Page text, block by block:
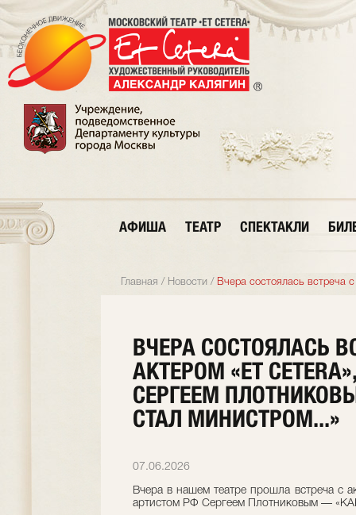
АФИША ТЕАТР СПЕКТАКЛИ
Главная / Новости / Вчера состоялась встреча
ВЧЕРА СОСТОЯЛАСЬ
АКТЕРОМ «ET
СЕРГЕЕМ
СТАЛ МИНИСТРОМ...»
07.06.2026
Вчера в нашем театре прошла встреча с
артистом РФ Сергеем Плотниковым —